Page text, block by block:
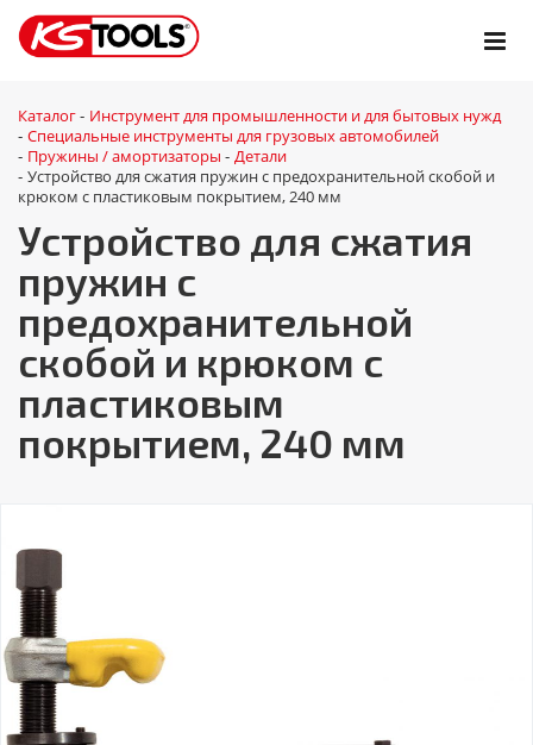
Каталог - Инструмент для промышленности и для бытовых нужд
- Специальные инструменты для грузовых автомобилей
- Пружины / амортизаторы - Детали
- Устройство для сжатия пружин с предохранительной скобой и
крюком с пластиковым покрытием, 240 мм
Устройство для сжатия
пружин с
предохранительной
скобой и крюком с
пластиковым
покрытием, 240 мм